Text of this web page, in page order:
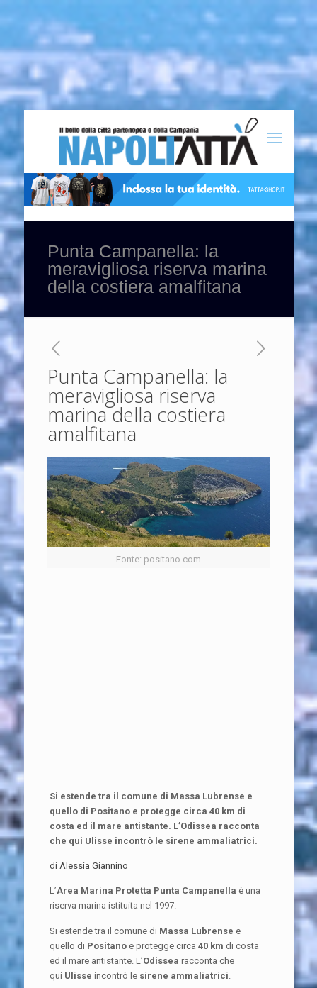
Punta Campanella: la
meravigliosa riserva marina
della costiera amalfitana
Punta Campanella: la
meravigliosa riserva
marina della costiera
amalfitana
Fonte: positano.com
Si estende tra il comune di Massa Lubrense e
quello di Positano e protegge circa 40 km di
costa ed il mare antistante. L’Odissea racconta
che qui Ulisse incontrò le sirene ammaliatrici.
di Alessia Giannino
L’Area Marina Protetta Punta Campanella è una
riserva marina istituita nel 1997.
Si estende tra il comune di Massa Lubrense e
quello di Positanoe protegge circa 40 km di costa
ed il mare antistante. L’Odissea racconta che
qui Ulisse incontrò le sirene ammaliatrici